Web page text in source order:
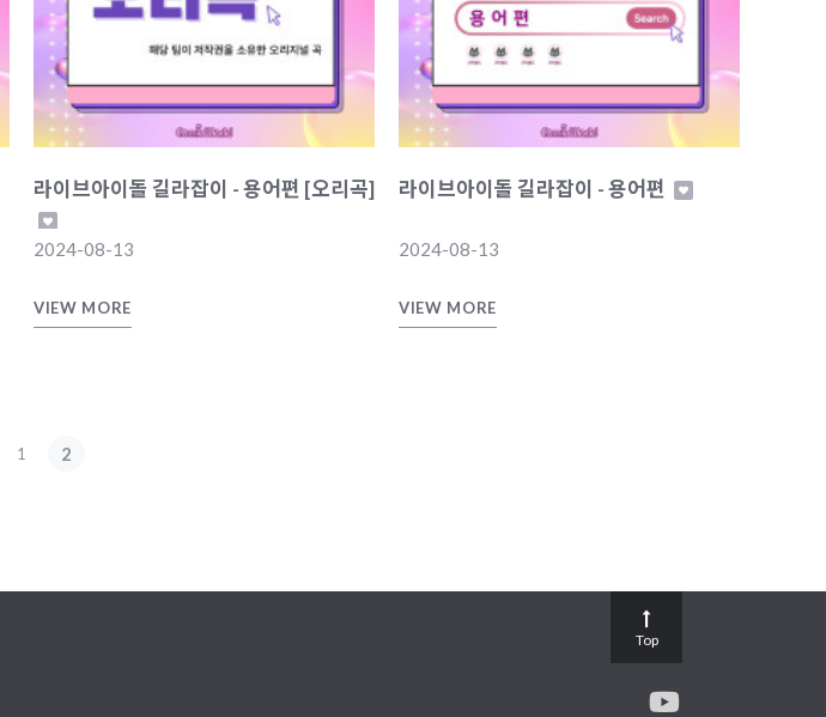
라이브아이돌 길라잡이 - 용어편 [오리곡]
2024-08-13
VIEW MORE
라이브아이돌 길라잡이 - 용어편
2024-08-13
VIEW MORE
1 2
Top